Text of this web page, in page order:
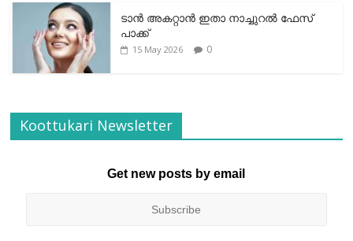
ടാന്‍ അകറ്റാന്‍ ഇതാ നാച്ചുറല്‍ ഫേസ്
പാക്ക്
15 May 2026 0
Koottukari Newsletter
Get new posts by email